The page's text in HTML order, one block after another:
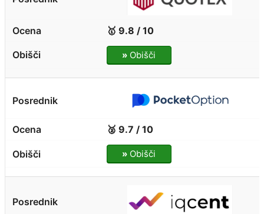
🥇 9.8 / 10
» Obišči
🥈 9.7 / 10
» Obišči